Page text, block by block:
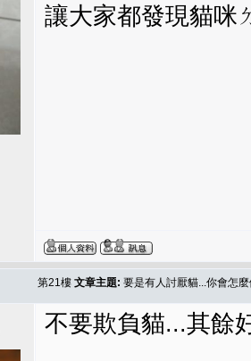
讓大家都發現貓咪
第21樓 文章主題: 要是有人討厭貓...你會怎
不要欺負貓...其餘